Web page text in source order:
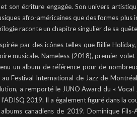
son écriture engagée. Son univers
afro-américaines que des formes
raconte un chapitre singulier de sa
par des icônes telles que Billie
musicale. Nameless (2018), premier
un album de référence pour de
Festival International de Jazz de
a remporté le JUNO Award du « Vocal
2019. Il a également figuré dans la
canadiens de 2019. Dominique Fils-